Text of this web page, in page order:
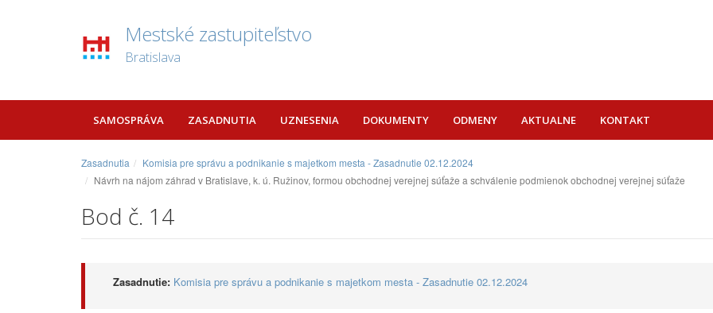
Mestské zastupiteľstvo
Bratislava
SAMOSPRÁVA ZASADNUTIA UZNESENIA DOKUMENTY ODMENY AKTUALNE KONTAKT
Zasadnutia
Komisia pre správu a podnikanie s majetkom mesta - Zasadnutie 02.12.2024
Návrh na nájom záhrad v Bratislave, k. ú. Ružinov, formou obchodnej verejnej súťaže a schválenie podmienok obchodnej verejnej súťaže
Bod č. 14
Zasadnutie: Komisia pre správu a podnikanie s majetkom mesta - Zasadnutie 02.12.2024